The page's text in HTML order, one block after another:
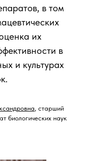
в том
их
в
и культурах
, старший
биологических наук